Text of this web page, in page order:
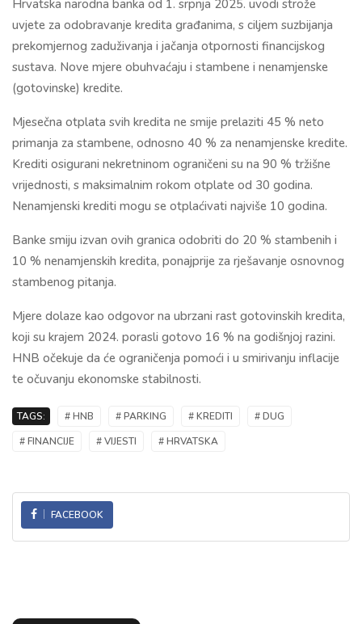
Hrvatska narodna banka od 1. srpnja 2025. uvodi strože
uvjete za odobravanje kredita građanima, s ciljem suzbijanja
prekomjernog zaduživanja i jačanja otpornosti financijskog
sustava. Nove mjere obuhvaćaju i stambene i nenamjenske
(gotovinske) kredite.
Mjesečna otplata svih kredita ne smije prelaziti 45 % neto
primanja za stambene, odnosno 40 % za nenamjenske kredite.
Krediti osigurani nekretninom ograničeni su na 90 % tržišne
vrijednosti, s maksimalnim rokom otplate od 30 godina.
Nenamjenski krediti mogu se otplaćivati najviše 10 godina.
Banke smiju izvan ovih granica odobriti do 20 % stambenih i
10 % nenamjenskih kredita, ponajprije za rješavanje osnovnog
stambenog pitanja.
Mjere dolaze kao odgovor na ubrzani rast gotovinskih kredita,
koji su krajem 2024. porasli gotovo 16 % na godišnjoj razini.
HNB očekuje da će ograničenja pomoći i u smirivanju inflacije
te očuvanju ekonomske stabilnosti.
TAGS: # HNB # PARKING # KREDITI
# DUG
# FINANCIJE
# VIJESTI # HRVATSKA
FACEBOOK